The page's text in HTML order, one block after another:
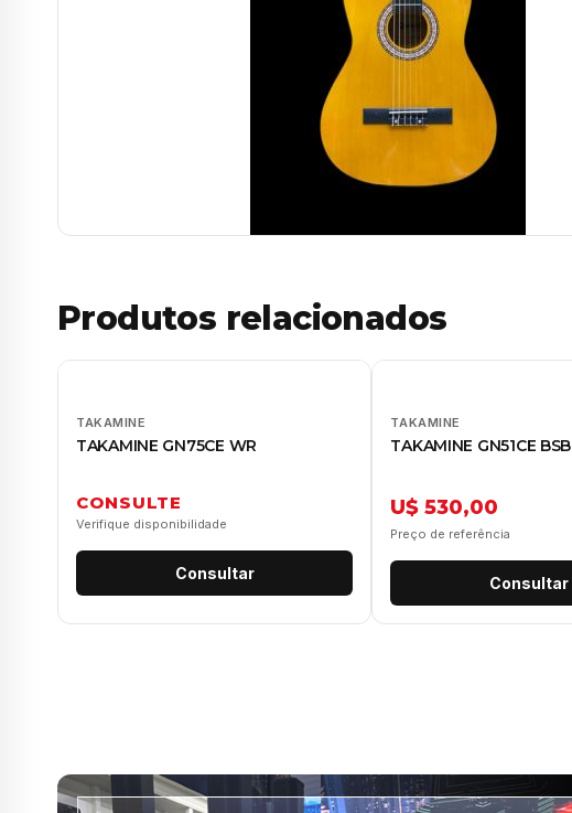
Produtos relacionados
TAKAMINE
TAKAMINE GN75CE WR
CONSULTE
Verifique disponibilidade
Consultar
TAKAMINE
TAKAMINE GN51CE BSB
U$ 530,00
Preço de referência
Consultar